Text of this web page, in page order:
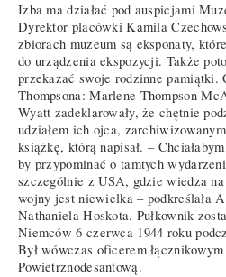
Izba ma działać pod auspicjami
Dyrektor placówki Kamila
zbiorach muzeum są eksponaty,
do urządzenia ekspozycji. Także
przekazać swoje rodzinne pamiątki.
Thompsona: Marlene Thompson
Wyatt zadeklarowały, że chętnie
udziałem ich ojca,
książkę, którą napisał. –
by przypominać o tamtych
szczególnie z USA, gdzie wiedza
wojny jest niewielka – podkreślała
Nathaniela Hoskota. Pułkownik
Niemców 6 czerwca 1944 roku
Był wówczas oficerem
Powietrznodesantową.